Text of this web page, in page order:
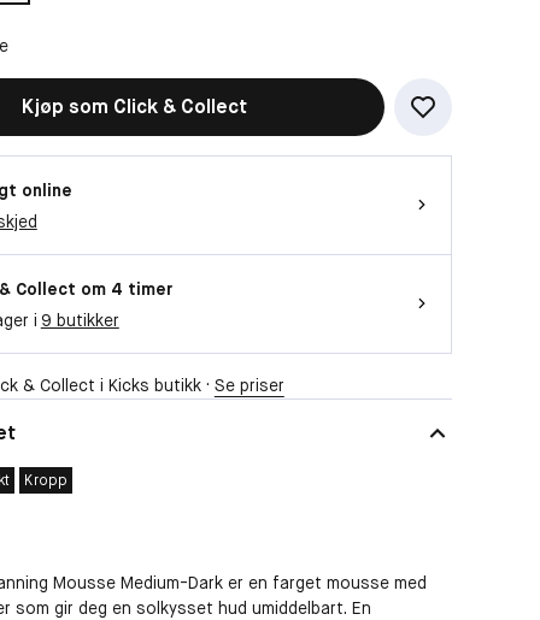
Kjøp som Click & Collect
online
Collect om 4 timer
i 9 butikker
& Collect i Kicks butikk · Se priser
Kropp
Mousse Medium-Dark er en farget mousse med
som gir deg en solkysset hud umiddelbart. En